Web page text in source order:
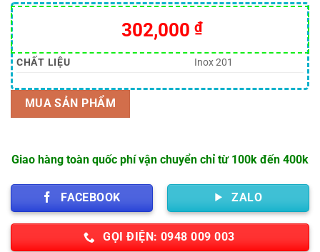
5.00trên 5
dựa trên
30
đánh giá
302,000 ₫
CHẤT LIỆU Inox 201
MUA SẢN PHẨM
Giao hàng toàn quốc phí vận chuyển chỉ từ 100k đến 400k
FACEBOOK ZALO
GỌI ĐIỆN: 0948 009 003